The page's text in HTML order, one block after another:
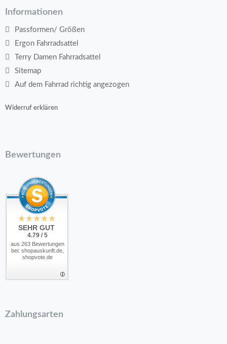
Informationen
Passformen/ Größen
Ergon Fahrradsattel
Terry Damen Fahrradsattel
Sitemap
Auf dem Fahrrad richtig angezogen
Widerruf erklären
Bewertungen
SEHR GUT
4.79 / 5
aus 263 Bewertungen
bei: shopauskunft.de,
shopvote.de
Zahlungsarten